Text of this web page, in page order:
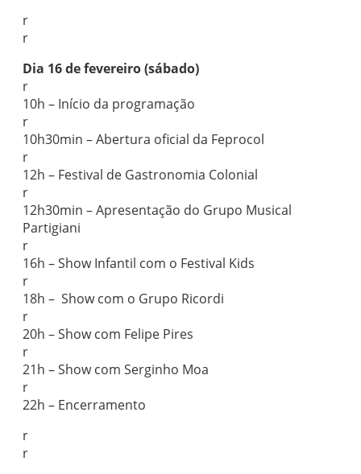
r
r
Dia 16 de fevereiro (sábado)
r
10h – Início da programação
r
10h30min – Abertura oficial da Feprocol
r
12h – Festival de Gastronomia Colonial
r
12h30min – Apresentação do Grupo Musical
Partigiani
r
16h – Show Infantil com o Festival Kids
r
18h – Show com o Grupo Ricordi
r
20h – Show com Felipe Pires
r
21h – Show com Serginho Moa
r
22h – Encerramento
r
r